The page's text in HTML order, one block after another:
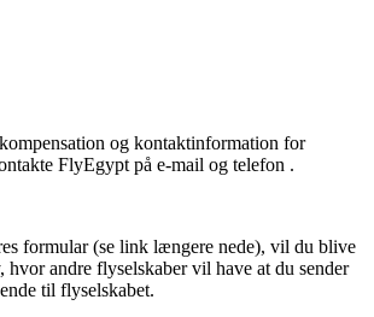
og kontaktinformation for
FlyEgypt på e-mail og telefon .
formular (se link længere nede), vil du blive
andre flyselskaber vil have at du sender
til flyselskabet.